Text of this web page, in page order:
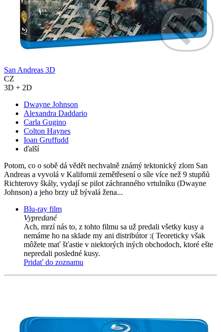
San Andreas 3D
CZ
3D + 2D
Dwayne Johnson
Alexandra Daddario
Carla Gugino
Colton Haynes
Ioan Gruffudd
ďalší
Potom, co o sobě dá vědět nechvalně známý tektonický zlom San
Andreas a vyvolá v Kalifornii zemětřesení o síle více než 9 stupňů
Richterovy škály, vydají se pilot záchranného vrtulníku (Dwayne
Johnson) a jeho brzy už bývalá žena...
Blu-ray film
Vypredané
Ach, mrzí nás to, z tohto filmu sa už predali všetky kusy a
nemáme ho na sklade my ani distribútor :( Teoreticky však
môžete mať šťastie v niektorých iných obchodoch, ktoré ešte
nepredali posledné kusy.
Pridať do zoznamu